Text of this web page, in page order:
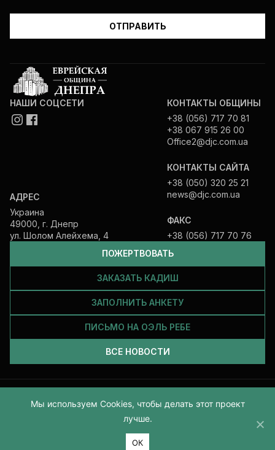
ПОЖЕРТВОВАТЬ
ЗАКАЗАТЬ КАДИШ
ЗАПОЛНИТЬ АНКЕТУ
ПИСЬМО НА ОЭЛЬ РЕБЕ
ВСЕ НОВОСТИ
НАШИ СОЦСЕТИ
АДРЕС
Украина
49000, г. Днепр
ул. Шолом Алейхема, 4
КОНТАКТЫ ОБЩИНЫ
+38 (056) 717 70 81
+38 067 915 26 00
Office2@djc.com.ua
КОНТАКТЫ САЙТА
+38 (050) 320 25 21
news@djc.com.ua
ФАКС
+38 (056) 717 70 76
Все права защищены и принадлежат Еврейской общине Днепра.
2026
Мы используем Cookies, чтобы делать этот проект
лучше.
ОК